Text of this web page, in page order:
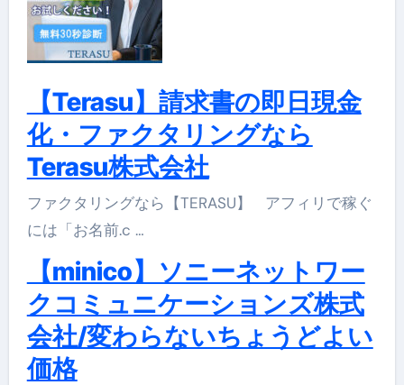
【Terasu】請求書の即日現金
化・ファクタリングなら
Terasu株式会社
ファクタリングなら【TERASU】 アフィリで稼ぐ
には「お名前.c …
【minico】ソニーネットワー
クコミュニケーションズ株式
会社/変わらないちょうどよい
価格